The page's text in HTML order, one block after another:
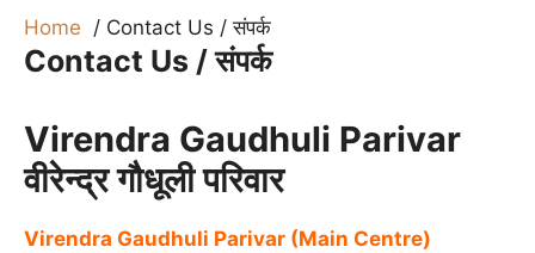
Home Contact Us / संपर्क
Contact Us / संपर्क
Virendra Gaudhuli Parivar
वीरेन्द्र गौधूली परिवार
Virendra Gaudhuli Parivar (Main Centre)